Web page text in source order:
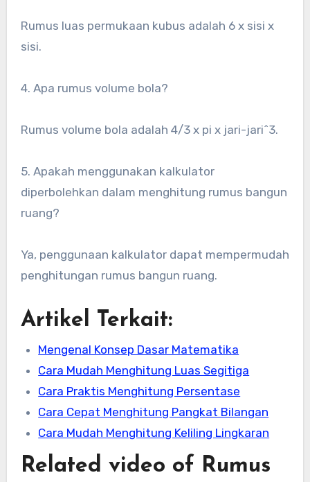
Rumus luas permukaan kubus adalah 6 x sisi x
sisi.
4. Apa rumus volume bola?
Rumus volume bola adalah 4/3 x pi x jari-jari^3.
5. Apakah menggunakan kalkulator
diperbolehkan dalam menghitung rumus bangun
ruang?
Ya, penggunaan kalkulator dapat mempermudah
penghitungan rumus bangun ruang.
Artikel Terkait:
Mengenal Konsep Dasar Matematika
Cara Mudah Menghitung Luas Segitiga
Cara Praktis Menghitung Persentase
Cara Cepat Menghitung Pangkat Bilangan
Cara Mudah Menghitung Keliling Lingkaran
Related video of Rumus